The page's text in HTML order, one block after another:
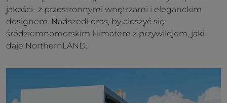
jakości- z przestronnymi wnętrzami i eleganckim
designem. Nadszedł czas, by cieszyć się
śródziemnomorskim klimatem z przywilejem, jaki
daje NorthernLAND.